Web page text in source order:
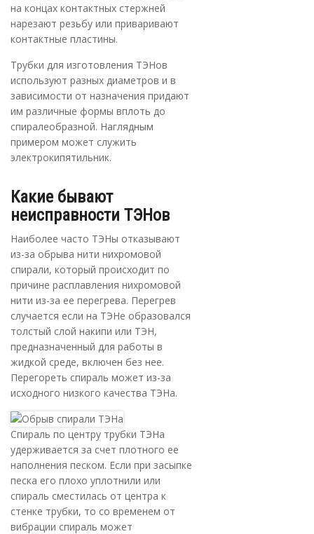
на концах контактных стержней
нарезают резьбу или приваривают
контактные пластины.
Трубки для изготовления ТЭНов
используют разных диаметров и в
зависимости от назначения придают
им различные формы вплоть до
спиралеобразной. Наглядным
примером может служить
электрокипятильник.
Какие бывают
неисправности ТЭНов
Наиболее часто ТЭНы отказывают
из-за обрыва нити нихромовой
спирали, который происходит по
причине расплавления нихромовой
нити из-за ее перегрева. Перегрев
случается если на ТЭНе образовался
толстый слой накипи или ТЭН,
предназначенный для работы в
жидкой среде, включен без нее.
Перегореть спираль может из-за
исходного низкого качества ТЭНа.
Спираль по центру трубки ТЭНа
удерживается за счет плотного ее
наполнения песком. Если при засыпке
песка его плохо уплотнили или
спираль сместилась от центра к
стенке трубки, то со временем от
вибрации спираль может